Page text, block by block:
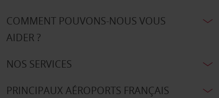
COMMENT POUVONS-NOUS VOUS
AIDER ?
NOS SERVICES
PRINCIPAUX AÉROPORTS FRANÇAIS